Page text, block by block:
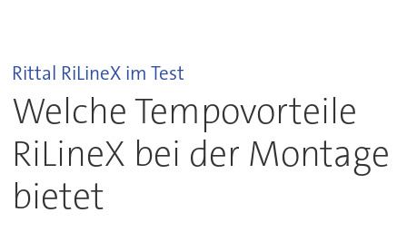
Rittal RiLineX im Test
Welche Tempovorteile
RiLineX bei der Montage
bietet